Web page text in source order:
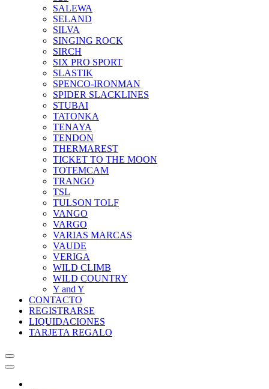
SALEWA
SELAND
SILVA
SINGING ROCK
SIRCH
SIX PRO SPORT
SLASTIK
SPENCO-IRONMAN
SPIDER SLACKLINES
STUBAI
TATONKA
TENAYA
TENDON
THERMAREST
TICKET TO THE MOON
TOTEMCAM
TRANGO
TSL
TULSON TOLF
VANGO
VARGO
VARIAS MARCAS
VAUDE
VERIGA
WILD CLIMB
WILD COUNTRY
Y and Y
CONTACTO
REGISTRARSE
LIQUIDACIONES
TARJETA REGALO